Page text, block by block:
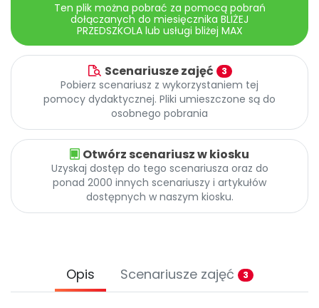
Ten plik można pobrać za pomocą pobrań
dołączanych do miesięcznika BLIŻEJ
PRZEDSZKOLA lub usługi bliżej MAX
Scenariusze zajęć 3
Pobierz scenariusz z wykorzystaniem tej
pomocy dydaktycznej. Pliki umieszczone są do
osobnego pobrania
Otwórz scenariusz w kiosku
Uzyskaj dostęp do tego scenariusza oraz do
ponad 2000 innych scenariuszy i artykułów
dostępnych w naszym kiosku.
Opis Scenariusze zajęć 3